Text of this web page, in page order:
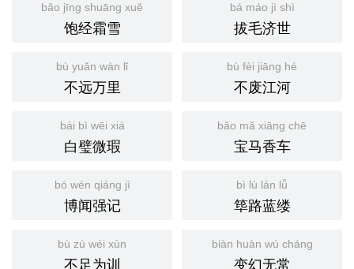
bǎo jīng shuāng xuě
饱经霜雪
bá máo jì shì
拔毛济世
bù yuǎn wàn lǐ
不远万里
bù fèi jiāng hé
不废江河
bái bì wēi xiá
白璧微瑕
bǎo mǎ xiāng chē
宝马香车
bó wén qiáng jì
博闻强记
bì lù lán lǚ
筚路蓝缕
bù zú wéi xùn
不足为训
biàn huàn wú cháng
变幻无常